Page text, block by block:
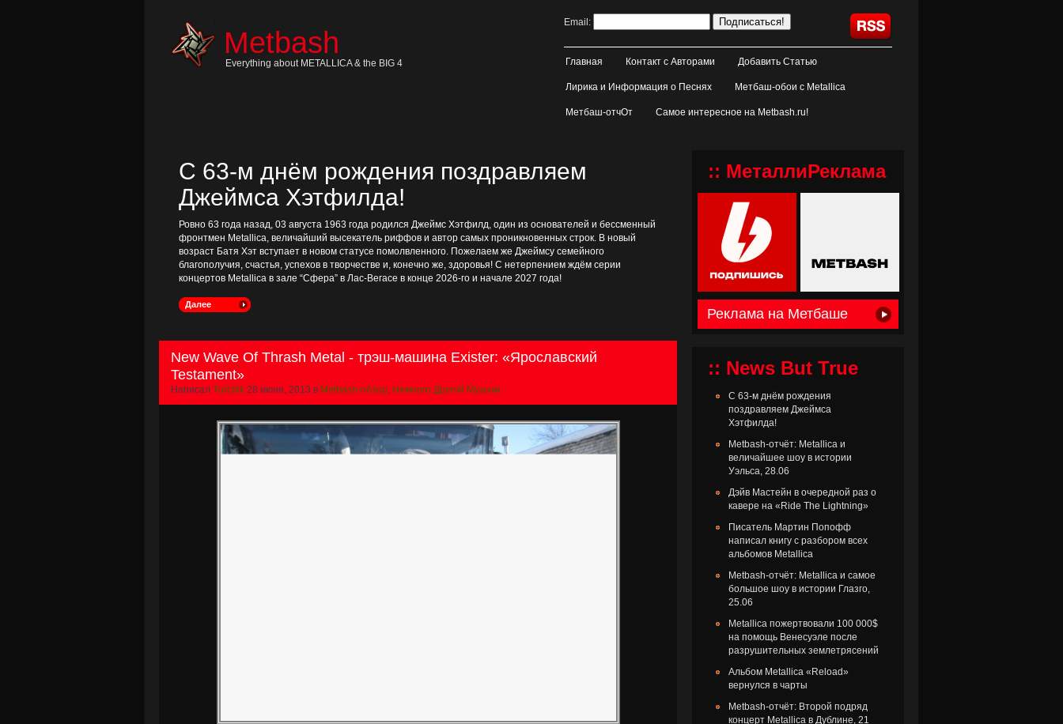
Metbash
Everything about METALLICA & the BIG 4
Email:
Главная Контакт с Авторами Добавить Статью
Лирика и Информация о Песнях Метбаш-обои с Metallica
Метбаш-отчОт Самое интересное на Metbash.ru!
С 63-м днём рождения поздравляем
Джеймса Хэтфилда!
Ровно 63 года назад, 03 августа 1963 года родился Джеймс Хэтфилд, один из основателей и бессменный
фронтмен Metallica, величайший высекатель риффов и автор самых проникновенных строк. В новый
возраст Батя Хэт вступает в новом статусе помолвленного. Пожелаем же Джеймсу семейного
благополучия, счастья, успехов в творчестве и, конечно же, здоровья! С нетерпением ждём серии
концертов Metallica в зале “Сфера” в Лас-Вегасе в конце 2026-го и начале 2027 года!
Далее
New Wave Of Thrash Metal - трэш-машина Exister: «Ярославский
Testament»
Написал Turchik 28 июня, 2013 в Metbash-обзор, Немного Другой Музыки
:: МеталлиРеклама
Реклама на Метбаше
:: News But True
С 63-м днём рождения
поздравляем Джеймса
Хэтфилда!
Metbash-отчёт: Metallica и
величайшее шоу в истории
Уэльса, 28.06
Дэйв Мастейн в очередной раз о
кавере на «Ride The Lightning»
Писатель Мартин Попофф
написал книгу с разбором всех
альбомов Metallica
Metbash-отчёт: Metallica и самое
большое шоу в истории Глазго,
25.06
Metallica пожертвовали 100 000$
на помощь Венесуэле после
разрушительных землетрясений
Альбом Metallica «Reload»
вернулся в чарты
Metbash-отчёт: Второй подряд
концерт Metallica в Дублине, 21